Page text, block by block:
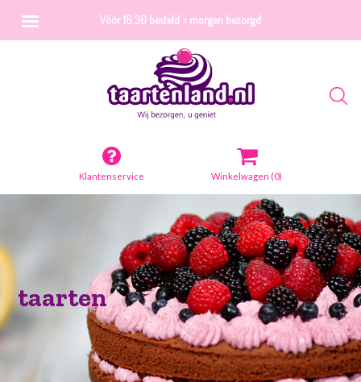
Klantenservice Winkelwagen (0)
taarten
Vóór 16:30 besteld = morgen bezorgd